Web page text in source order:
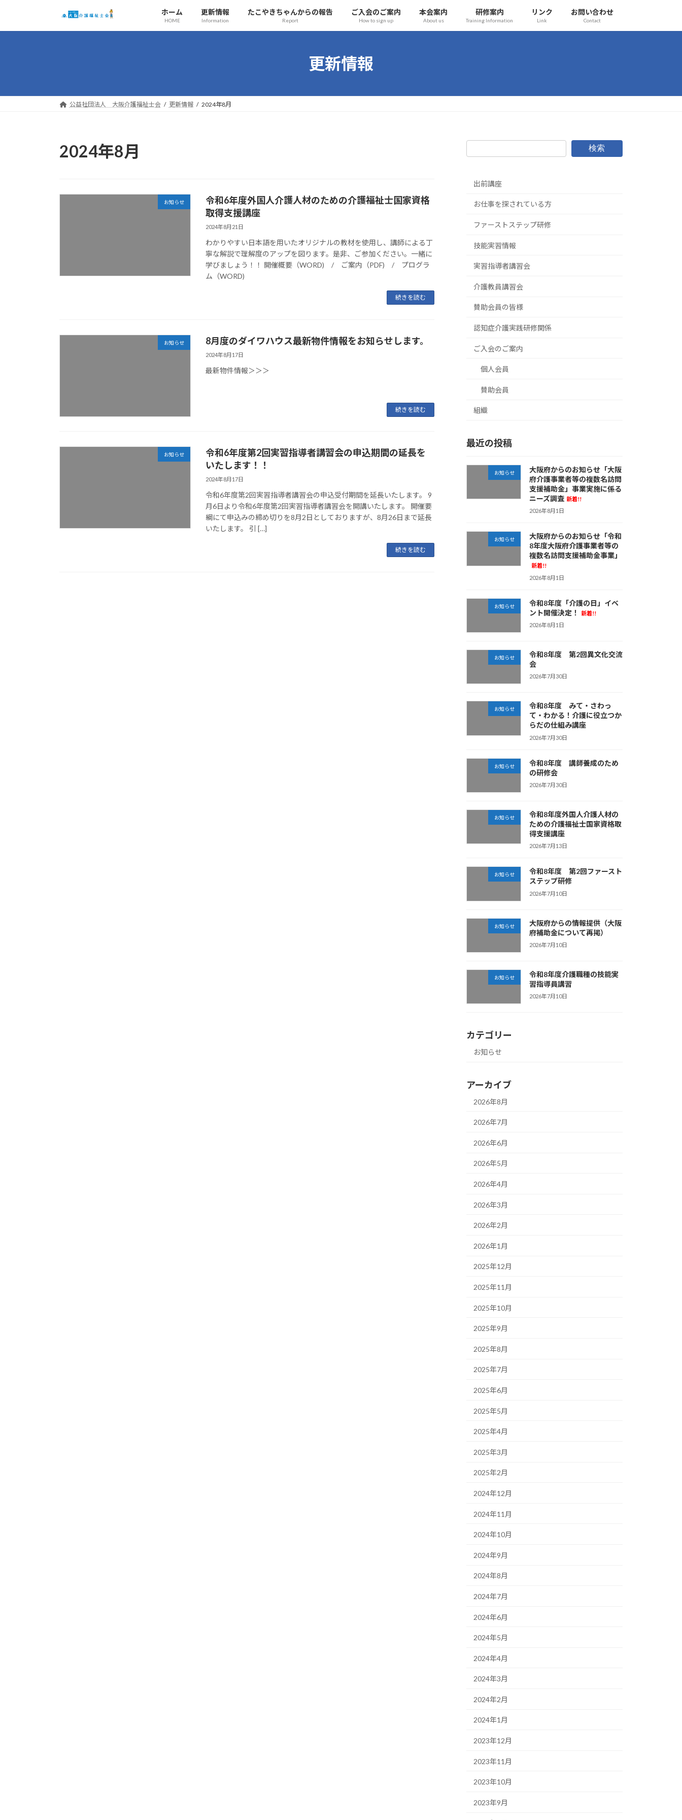
テ
ゲ
ホーム
HOME
更新情報
Information
たこやきちゃんからの報告
Report
ご入会のご案内
How to sign up
本会案内
About us
研修案内
Training Information
リンク
Link
お問い合わせ
Contact
更新情報
公益社団法人 大阪介護福祉士会 更新情報 2024年8月
2024年8月
お知らせ
令和6年度外国人介護人材のための介護福祉士国家資格
取得支援講座
2024年8月21日
わかりやすい日本語を用いたオリジナルの教材を使用し、講師による丁
寧な解説で理解度のアップを図ります。是非、ご参加ください。一緒に
学びましょう！！ 開催概要（WORD) / ご案内（PDF) / プログラ
ム（WORD)
続きを読む
お知らせ 8月度のダイワハウス最新物件情報をお知らせします。
2024年8月17日
最新物件情報＞＞＞
続きを読む
お知らせ
令和6年度第2回実習指導者講習会の申込期間の延長を
いたします！！
2024年8月17日
令和6年度第2回実習指導者講習会の申込受付期間を延長いたします。 9
月6日より令和6年度第2回実習指導者講習会を開講いたします。 開催要
綱にて申込みの締め切りを8月2日としておりますが、8月26日まで延長
いたします。 引 […]
続きを読む
検索
出前講座
お仕事を探されている方
ファーストステップ研修
技能実習情報
実習指導者講習会
介護教員講習会
賛助会員の皆様
認知症介護実践研修関係
ご入会のご案内
個人会員
賛助会員
組織
最近の投稿
お知らせ
大阪府からのお知らせ「大阪
府介護事業者等の複数名訪問
支援補助金」事業実施に係る
ニーズ調査 新着!!
2026年8月1日
お知らせ
大阪府からのお知らせ「令和
8年度大阪府介護事業者等の
複数名訪問支援補助金事業」
新着!!
2026年8月1日
お知らせ
令和8年度「介護の日」イベ
ント開催決定！
新着!!
2026年8月1日
お知らせ
令和8年度 第2回異文化交流
会
2026年7月30日
お知らせ
令和8年度 みて・さわっ
て・わかる！介護に役立つか
らだの仕組み講座
2026年7月30日
お知らせ
令和8年度 講師養成のため
の研修会
2026年7月30日
お知らせ
令和8年度外国人介護人材の
ための介護福祉士国家資格取
得支援講座
2026年7月13日
お知らせ
令和8年度 第2回ファースト
ステップ研修
2026年7月10日
お知らせ
大阪府からの情報提供（大阪
府補助金について再掲）
2026年7月10日
お知らせ
令和8年度介護職種の技能実
習指導員講習
2026年7月10日
カテゴリー
お知らせ
アーカイブ
2026年8月
2026年7月
2026年6月
2026年5月
2026年4月
2026年3月
2026年2月
2026年1月
2025年12月
2025年11月
2025年10月
2025年9月
2025年8月
2025年7月
2025年6月
2025年5月
2025年4月
2025年3月
2025年2月
2024年12月
2024年11月
2024年10月
2024年9月
2024年8月
2024年7月
2024年6月
2024年5月
2024年4月
2024年3月
2024年2月
2024年1月
2023年12月
2023年11月
2023年10月
2023年9月